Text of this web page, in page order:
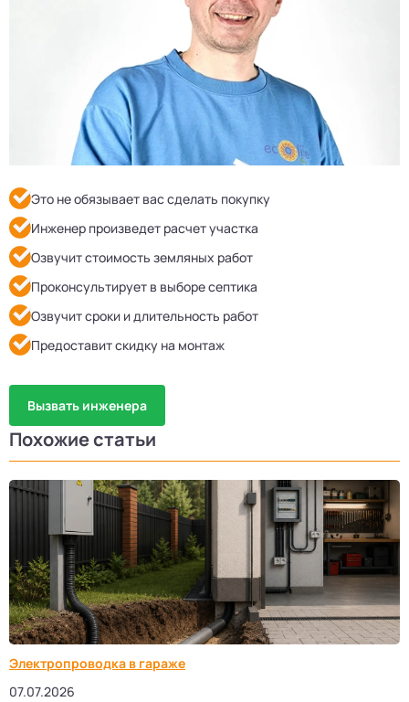
Это не обязывает вас сделать покупку
Инженер произведет расчет участка
Озвучит стоимость земляных работ
Проконсультирует в выборе септика
Озвучит сроки и длительность работ
Предоставит скидку на монтаж
Вызвать инженера
Похожие статьи
Электропроводка в гараже
07.07.2026